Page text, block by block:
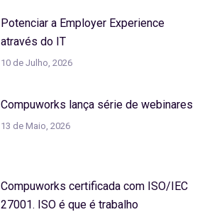
Potenciar a Employer Experience
através do IT
10 de Julho, 2026
Compuworks lança série de webinares
13 de Maio, 2026
Compuworks certificada com ISO/IEC
27001. ISO é que é trabalho